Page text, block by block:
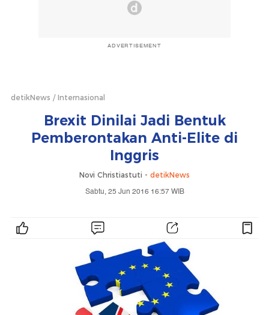
ADVERTISEMENT
detikNews Internasional
Brexit Dinilai Jadi Bentuk
Pemberontakan Anti-Elite di
Inggris
Novi Christiastuti - detikNews
Sabtu, 25 Jun 2016 16:57 WIB